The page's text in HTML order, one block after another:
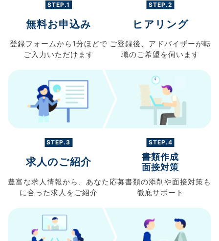
STEP.1
無料お申込み
登録フォームから 1分ほどで
ご入力 いただけます
STEP.2
ヒアリング
ご登録後、 アドバイザーが転
職のご希望を伺います
STEP.3
求人のご紹介
豊富な求人情報から、 あなた
に合った求人を ご紹介
STEP.4
書類作成
面接対策
応募書類の添削や面接対策も
徹底サポート